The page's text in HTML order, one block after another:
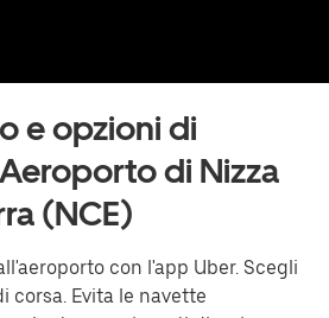
e opzioni di
di Nizza
(NCE)
con l'app Uber. Scegli
corsa. Evita le navette